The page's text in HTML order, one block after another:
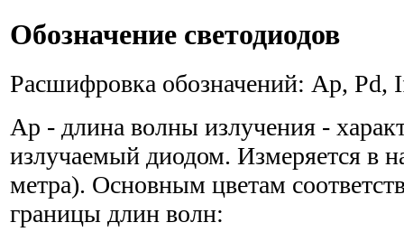
Обозначение светодиодов
Расшифровка обозначений: Ар, Pd,
Ар - длина волны излучения -
излучаемый диодом. Измеряется в
метра). Основным цветам
границы длин волн: